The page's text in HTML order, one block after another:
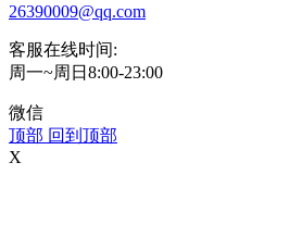
26390009@qq.com
客服在线时间:
周一~周日8:00-23:00
微信
顶部 回到顶部
X